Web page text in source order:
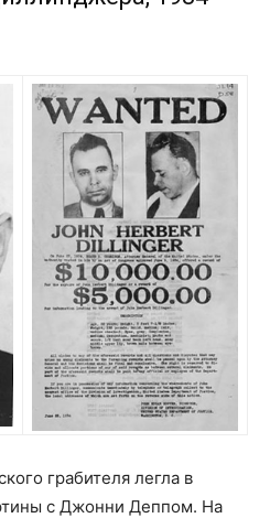
грабителя легла в
с Джонни Деппом. На